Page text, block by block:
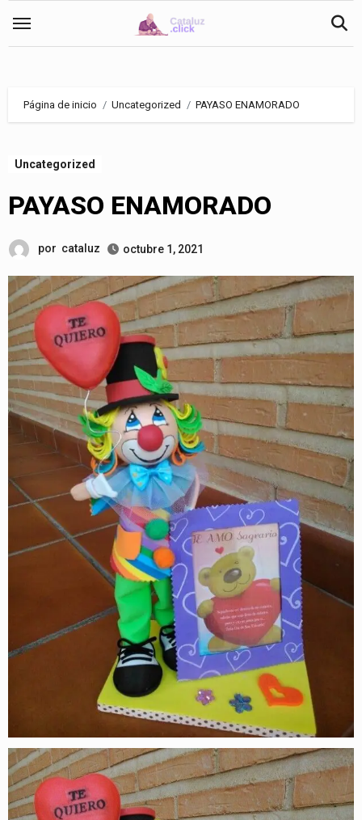
Página de inicio Uncategorized PAYASO ENAMORADO
Uncategorized
PAYASO ENAMORADO
por cataluz octubre 1, 2021